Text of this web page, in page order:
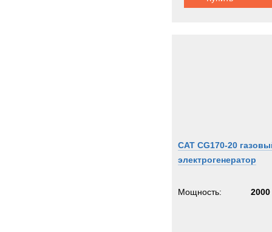
CAT CG170-20
электрогенератор
Мощность: 2000